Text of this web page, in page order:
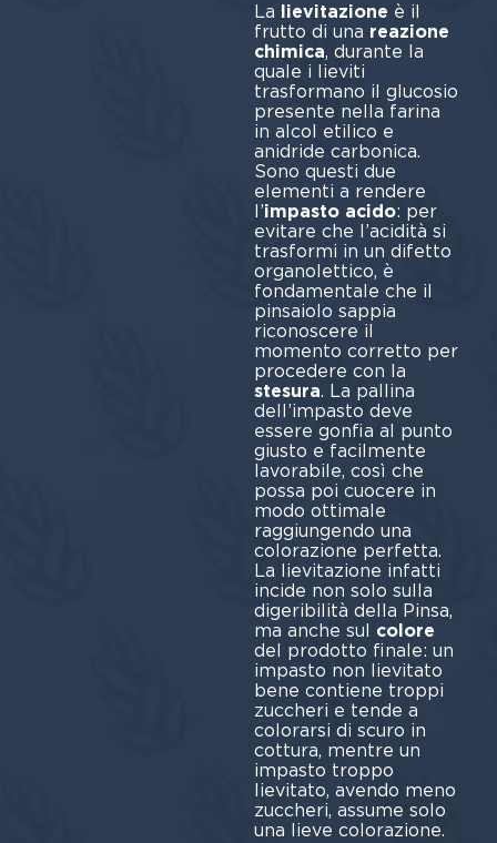
La lievitazione è il
frutto di una reazione
chimica, durante la
quale i lieviti
trasformano il glucosio
presente nella farina
in alcol etilico e
anidride carbonica.
Sono questi due
elementi a rendere
l’impasto acido: per
evitare che l’acidità si
trasformi in un difetto
organolettico, è
fondamentale che il
pinsaiolo sappia
riconoscere il
momento corretto per
procedere con la
stesura. La pallina
dell’impasto deve
essere gonfia al punto
giusto e facilmente
lavorabile, così che
possa poi cuocere in
modo ottimale
raggiungendo una
colorazione perfetta.
La lievitazione infatti
incide non solo sulla
digeribilità della Pinsa,
ma anche sul colore
del prodotto finale: un
impasto non lievitato
bene contiene troppi
zuccheri e tende a
colorarsi di scuro in
cottura, mentre un
impasto troppo
lievitato, avendo meno
zuccheri, assume solo
una lieve colorazione.